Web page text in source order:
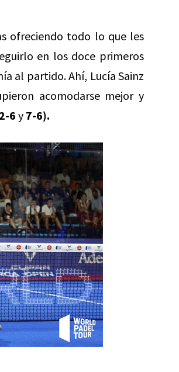
ofreciendo todo lo que les
en los doce primeros
al partido. Ahí, Lucía Sainz
acomodarse mejor y
6y 7-6).